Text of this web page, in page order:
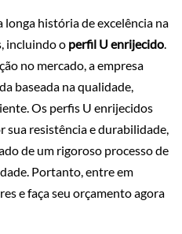
história de excelência na
incluindo o perfil U enrijecido.
no mercado, a empresa
baseada na qualidade,
Os perfis U enrijecidos
sua resistência e durabilidade,
de um rigoroso processo de
Portanto, entre em
e faça seu orçamento agora